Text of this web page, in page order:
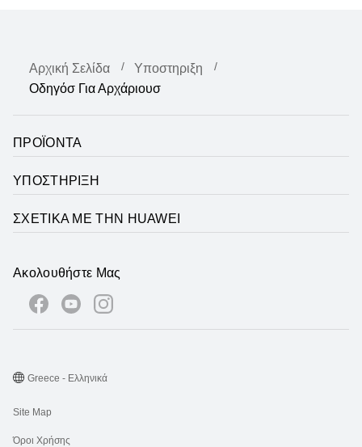
Αρχική Σελίδα
Υποστηριξη
Οδηγόσ Για Αρχάριουσ
ΠΡΟΪΟΝΤΑ
ΥΠΟΣΤΗΡΙΞΗ
ΣΧΕΤΙΚΑ ΜΕ ΤΗΝ HUAWEI
Ακολουθήστε Μας
Site Map
Όροι Χρήσης
Greece - Ελληνικά